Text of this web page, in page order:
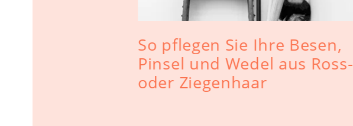
So pflegen Sie Ihre Besen,
Pinsel und Wedel aus Ross-
oder Ziegenhaar